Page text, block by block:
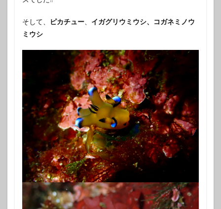
そして、 ピカチュー
イガグリウミウシ、コガネミノウ
ミウシ